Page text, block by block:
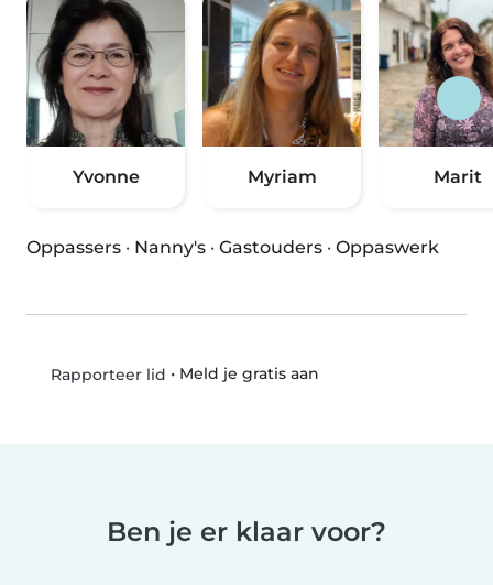
Yvonne Myriam Marit
Oppassers · Nanny's · Gastouders · Oppaswerk
Rapporteer lid • Meld je gratis aan
Ben je er klaar voor?